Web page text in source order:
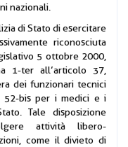
nazionali.
di Stato di esercitare
riconosciuta
5 ottobre 2000,
1-ter all’articolo 37,
dei funzionari tecnici
52-bis per i medici e i
Tale disposizione
attività libero-
come il divieto di